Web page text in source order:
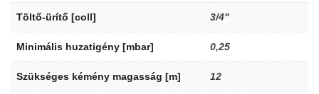
Töltő-ürítő [coll] 3/4"
Minimális huzatigény [mbar] 0,25
Szükséges kémény magasság [m] 12